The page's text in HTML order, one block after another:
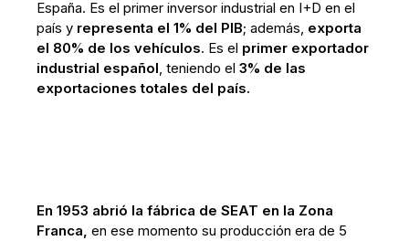
España. Es el primer inversor industrial en I+D en el
país y representa el 1% del PIB; además, exporta
el 80% de los vehículos. Es el primer exportador
industrial español, teniendo el 3% de las
exportaciones totales del país.
En 1953 abrió la fábrica de SEAT en la Zona
Franca, en ese momento su producción era de 5